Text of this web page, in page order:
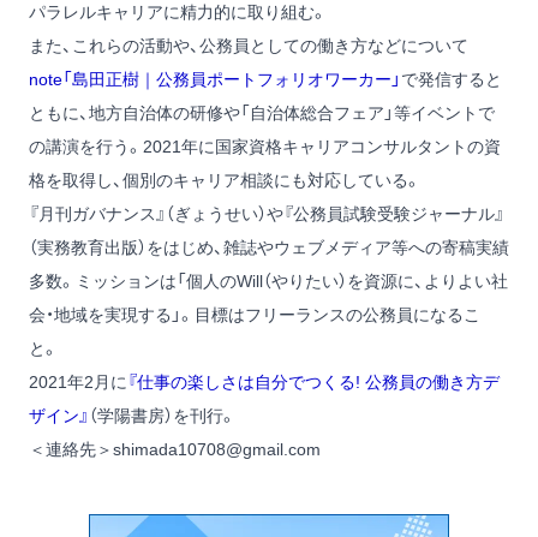
パラレルキャリアに精力的に取り組む。
また、これらの活動や、公務員としての働き方などについて
note「島田正樹｜公務員ポートフォリオワーカー」 で発信すると
ともに、地方自治体の研修や「自治体総合フェア」等イベントで
の講演を行う。2021年に国家資格キャリアコンサルタントの資
格を取得し、個別のキャリア相談にも対応している。
『月刊ガバナンス』（ぎょうせい）や『公務員試験受験ジャーナル』
（実務教育出版）をはじめ、雑誌やウェブメディア等への寄稿実績
多数。ミッションは「個人のWill（やりたい）を資源に、よりよい社
会・地域を実現する」。目標はフリーランスの公務員になるこ
と。
2021年2月に 『仕事の楽しさは自分でつくる! 公務員の働き方デ
ザイン』 （学陽書房）を刊行。
＜連絡先＞shimada10708@gmail.com